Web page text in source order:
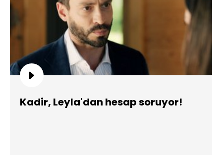
Kadir, Leyla'dan hesap soruyor!